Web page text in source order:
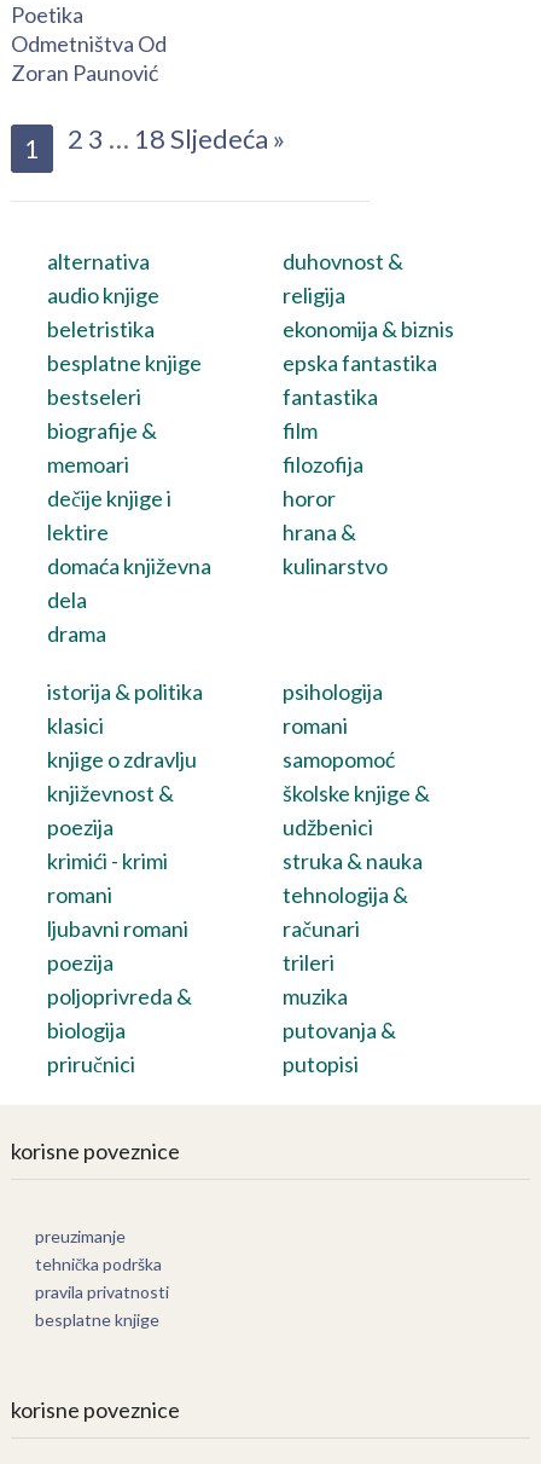
Poetika
Odmetništva Od
Zoran Paunović
1 2 3 … 18Sljedeća »
alternativa
audio knjige
beletristika
besplatne knjige
bestseleri
biografije &
memoari
dečije knjige i
lektire
domaća književna
dela
drama
duhovnost &
religija
ekonomija & biznis
epska fantastika
fantastika
film
filozofija
horor
hrana &
kulinarstvo
istorija & politika
klasici
knjige o zdravlju
književnost &
poezija
krimići - krimi
romani
ljubavni romani
poezija
poljoprivreda &
biologija
priručnici
psihologija
romani
samopomoć
školske knjige &
udžbenici
struka & nauka
tehnologija &
računari
trileri
muzika
putovanja &
putopisi
korisne poveznice
preuzimanje
tehnička podrška
pravila privatnosti
besplatne knjige
korisne poveznice